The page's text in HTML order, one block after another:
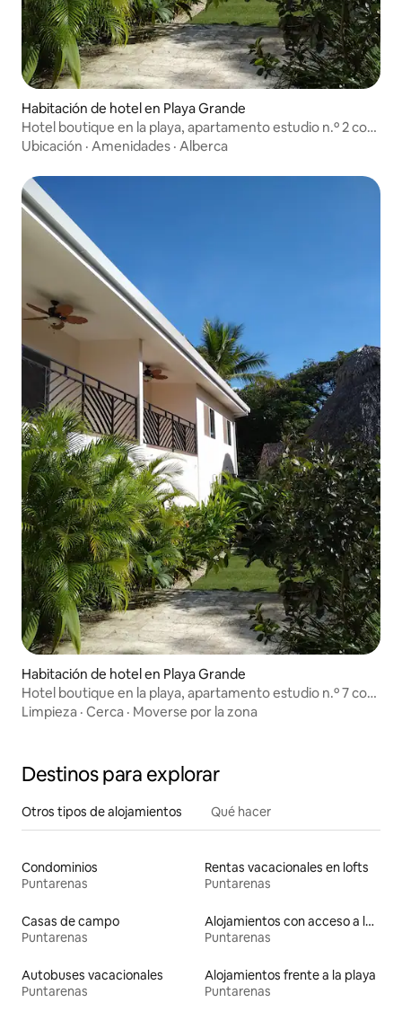
Habitación de hotel en Playa Grande
Hotel boutique en la playa, apartamento estudio n.º 2 con
piscina
Ubicación · Amenidades · Alberca
Habitación de hotel en Playa Grande
Hotel boutique en la playa, apartamento estudio n.º 7 con
piscina
Limpieza · Cerca · Moverse por la zona
Destinos para explorar
Otros tipos de alojamientos Qué hacer
Condominios
Puntarenas
Rentas vacacionales en lofts
Puntarenas
Casas de campo
Puntarenas
Alojamientos con acceso a las pistas de esquí
Puntarenas
Autobuses vacacionales
Puntarenas
Alojamientos frente a la playa
Puntarenas